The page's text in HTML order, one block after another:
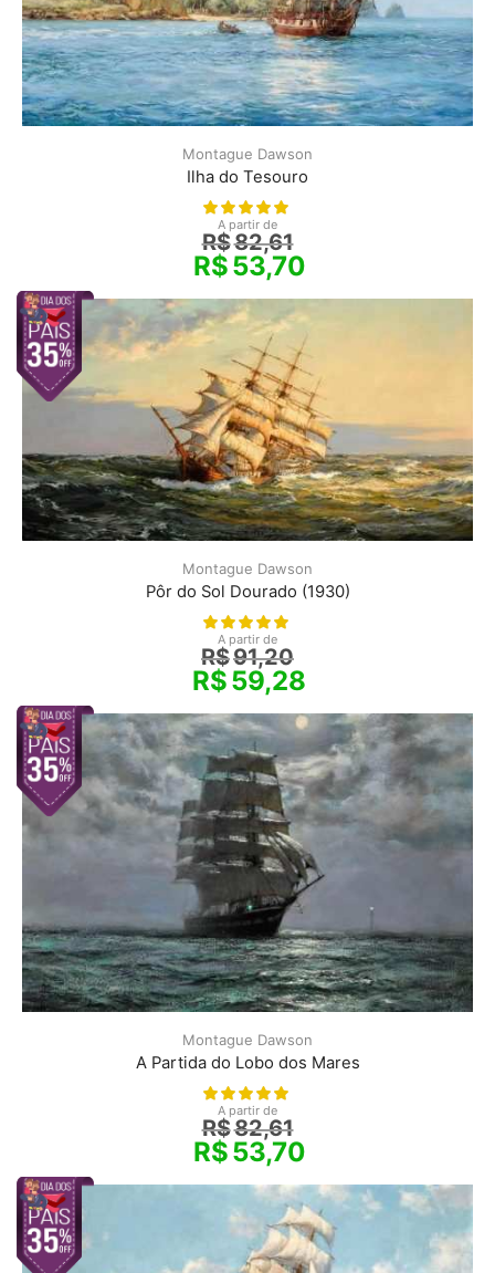
Montague Dawson
Ilha do Tesouro
A partir de
R$82,61
R$53,70
Montague Dawson
Pôr do Sol Dourado (1930)
A partir de
R$91,20
R$59,28
Montague Dawson
A Partida do Lobo dos Mares
A partir de
R$82,61
R$53,70